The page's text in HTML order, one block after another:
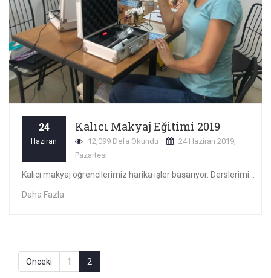
24
Haziran
Kalıcı Makyaj Eğitimi 2019
12,099 Defa Okundu
24 Haziran 2019,
Pazartesi
Daha Fazla
Önceki 1 2